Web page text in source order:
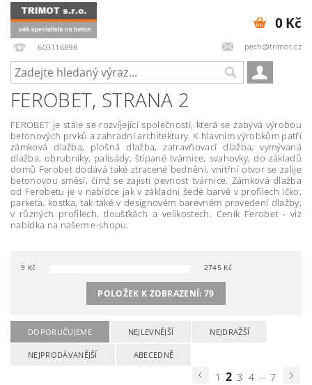
603116898 pech@trimot.cz
0 Kč
FEROBET, STRANA 2
FEROBET je stále se rozvíjející společností, která se zabývá výrobou
betonových prvků a zahradní architektury. K hlavním výrobkům patří
zámková dlažba, plošná dlažba, zatravňovací dlažba, vymývaná
dlažba, obrubníky, palisády, štípané tvárnice, svahovky, do základů
domů Ferobet dodává také ztracené bednění, vnitřní otvor se zalije
betonovou směsí, čímž se zajistí pevnost tvárnice. Zámková dlažba
od Ferobetu je v nabídce jak v základní šedé barvě v profilech Ičko,
parketa, kostka, tak také v designovém barevném provedení dlažby,
v různých profilech, tloušťkách a velikostech. Ceník Ferobet - viz
nabídka na našem e-shopu.
9 Kč 2745 Kč
POLOŽEK K ZOBRAZENÍ:79
DOPORUČUJEME NEJLEVNĚJŠÍ NEJDRAŽŠÍ
NEJPRODÁVANĚJŠÍ ABECEDNĚ
1 2 3 4 ... 7